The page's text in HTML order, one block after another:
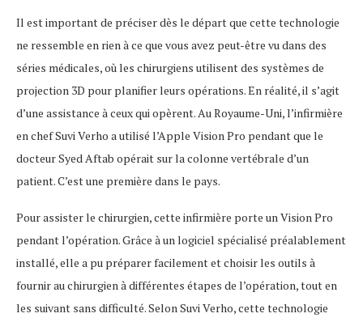
Il est important de préciser dès le départ que cette technologie
ne ressemble en rien à ce que vous avez peut-être vu dans des
séries médicales, où les chirurgiens utilisent des systèmes de
projection 3D pour planifier leurs opérations. En réalité, il s’agit
d’une assistance à ceux qui opèrent. Au Royaume-Uni, l’infirmière
en chef Suvi Verho a utilisé l’Apple Vision Pro pendant que le
docteur Syed Aftab opérait sur la colonne vertébrale d’un
patient. C’est une première dans le pays.
Pour assister le chirurgien, cette infirmière porte un Vision Pro
pendant l’opération. Grâce à un logiciel spécialisé préalablement
installé, elle a pu préparer facilement et choisir les outils à
fournir au chirurgien à différentes étapes de l’opération, tout en
les suivant sans difficulté. Selon Suvi Verho, cette technologie